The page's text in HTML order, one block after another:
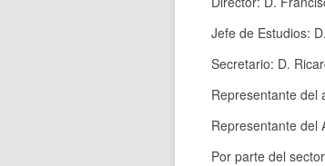
Jefe de Estudios:
Secretario: D.
Representante del
Representante del
Por parte del